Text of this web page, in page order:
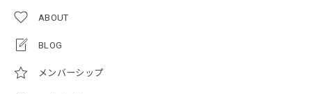
ABOUT
BLOG
メンバーシップ